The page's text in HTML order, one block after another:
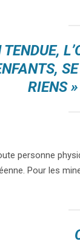
RIENS
personne
Pour les